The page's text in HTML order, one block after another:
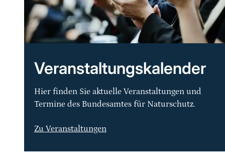
Veranstaltungskalender
Hier finden Sie aktuelle Veranstaltungen und
Termine des Bundesamtes für Naturschutz.
Zu Veranstaltungen